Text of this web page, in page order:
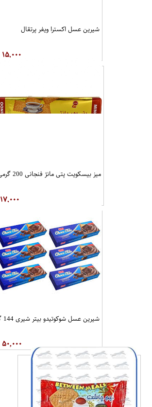
شیرین عسل اکسترا ویفر پرتقال
۱۵,۰۰۰
میز بیسکویت پتی مانژ فنجانی 200 گرمی مینو
۱۷,۰۰۰
شیرین عسل شوکوتیدو بیتر شیری 144 گرمی
۵۰,۰۰۰